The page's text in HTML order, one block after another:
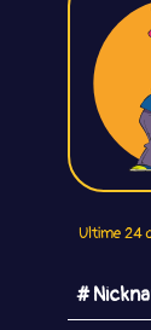
Ultime 24
#